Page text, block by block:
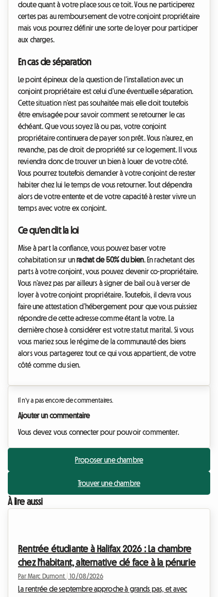
doute quant à votre place sous ce toit. Vous ne participerez
certes pas au remboursement de votre conjoint propriétaire
mais vous pourrez définir une sorte de loyer pour participer
aux charges.
En cas de séparation
Le point épineux de la question de l’installation avec un
conjoint propriétaire est celui d’une éventuelle séparation.
Cette situation n’est pas souhaitée mais elle doit toutefois
être envisagée pour savoir comment se retourner le cas
échéant. Que vous soyez là ou pas, votre conjoint
propriétaire continuera de payer son prêt. Vous n’aurez, en
revanche, pas de droit de propriété sur ce logement. Il vous
reviendra donc de trouver un bien à louer de votre côté.
Vous pourrez toutefois demander à votre conjoint de rester
habiter chez lui le temps de vous retourner. Tout dépendra
alors de votre entente et de votre capacité à rester vivre un
temps avec votre ex conjoint.
Ce qu’en dit la loi
Mise à part la confiance, vous pouvez baser votre
cohabitation sur unrachat de 50% du bien. En rachetant des
parts à votre conjoint, vous pouvez devenir co-propriétaire.
Vous n’avez pas par ailleurs à signer de bail ou à verser de
loyer à votre conjoint propriétaire. Toutefois, il devra vous
faire une attestation d’hébergement pour que vous puissiez
répondre de cette adresse comme étant la votre. La
dernière chose à considérer est votre statut marital. Si vous
vous mariez sous le régime de la communauté des biens
alors vous partagerez tout ce qui vous appartient, de votre
côté comme du sien.
Il n'y a pas encore de commentaires.
Ajouter un commentaire
Vous devez vous connecter pour pouvoir commenter.
Proposer une chambre
Trouver une chambre
À lire aussi
Rentrée étudiante à Halifax 2026 : La chambre
chez l'habitant, alternative clé face à la pénurie
Par Marc Dumont 10/08/2026
La rentrée de septembre approche à grands pas, et avec